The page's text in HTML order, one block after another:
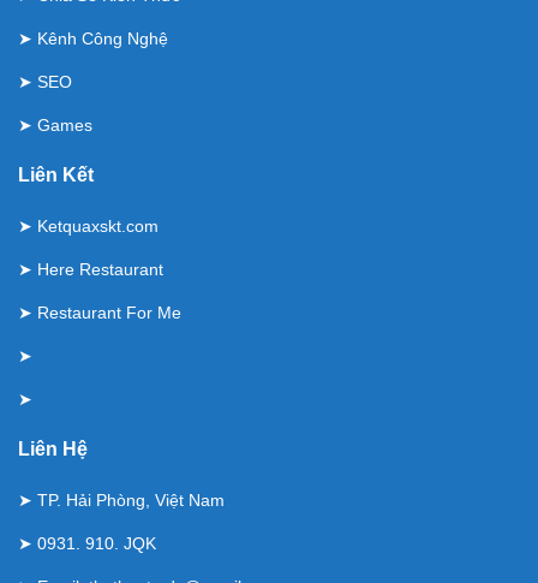
➤ Kênh Công Nghệ
➤ SEO
➤ Games
Liên Kết
➤ Ketquaxskt.com
➤ Here Restaurant
➤ Restaurant For Me
➤
➤
Liên Hệ
➤ TP. Hải Phòng, Việt Nam
➤ 0931. 910. JQK